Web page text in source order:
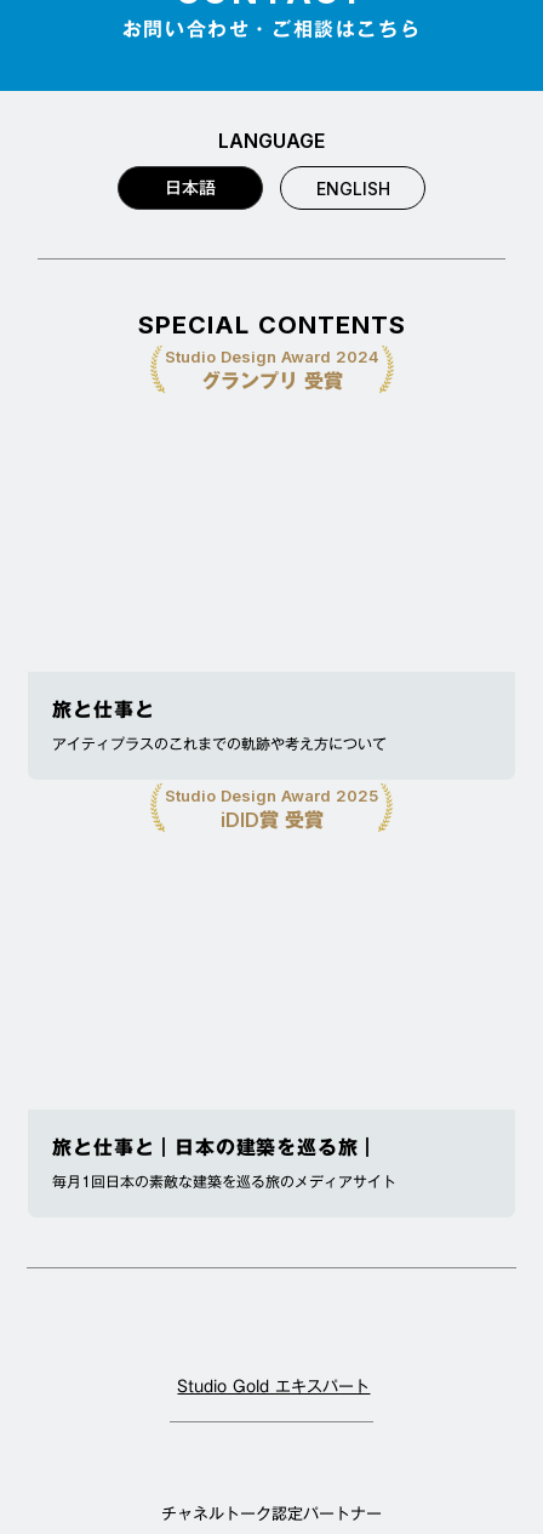
お問い合わせ・ご相談はこちら
LANGUAGE
日本語 ENGLISH
SPECIAL CONTENTS
Studio Design Award 2024
グランプリ 受賞
旅と仕事と
アイティプラスのこれまでの軌跡や考え方について
Studio Design Award 2025
iDID賞 受賞
旅と仕事と｜日本の建築を巡る旅｜
毎月1回日本の素敵な建築を巡る旅のメディアサイト
Studio Gold エキスパート
チャネルトーク認定パートナー